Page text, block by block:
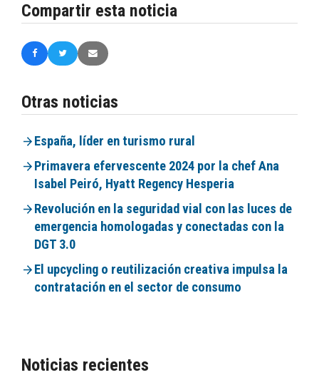
Compartir esta noticia
Otras noticias
España, líder en turismo rural
Primavera efervescente 2024 por la chef Ana
Isabel Peiró, Hyatt Regency Hesperia
Revolución en la seguridad vial con las luces de
emergencia homologadas y conectadas con la
DGT 3.0
El upcycling o reutilización creativa impulsa la
contratación en el sector de consumo
Noticias recientes